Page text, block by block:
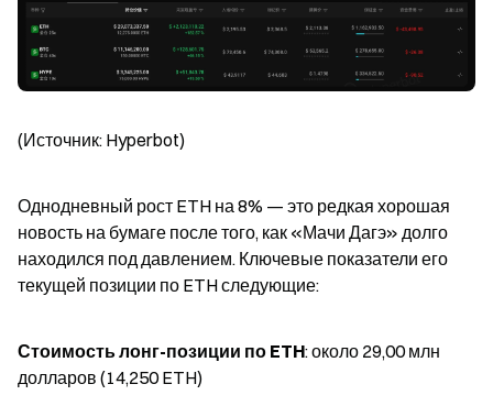
(Источник: Hyperbot)
Однодневный рост ETH на 8% — это редкая хорошая
новость на бумаге после того, как «Мачи Дагэ» долго
находился под давлением. Ключевые показатели его
текущей позиции по ETH следующие:
Стоимость лонг-позиции по ETH: около 29,00 млн
долларов (14,250 ETH)